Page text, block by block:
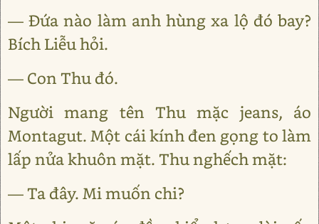
— Đứa nào làm anh hùng xa lộ đó bay?
Bích Liễu hỏi.
— Con Thu đó.
Người mang tên Thu mặc jeans, áo
Montagut. Một cái kính đen gọng to làm
lấp nửa khuôn mặt. Thu nghếch mặt:
— Ta đây. Mi muốn chi?